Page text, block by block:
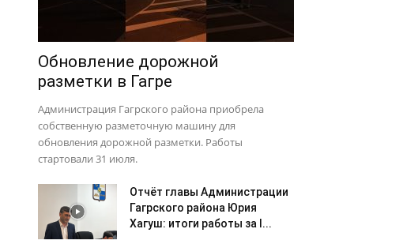
Обновление дорожной
разметки в Гагре
Администрация Гагрского района приобрела
собственную разметочную машину для
обновления дорожной разметки. Работы
стартовали 31 июля.
Отчёт главы Администрации
Гагрского района Юрия
Хагуш: итоги работы за I...